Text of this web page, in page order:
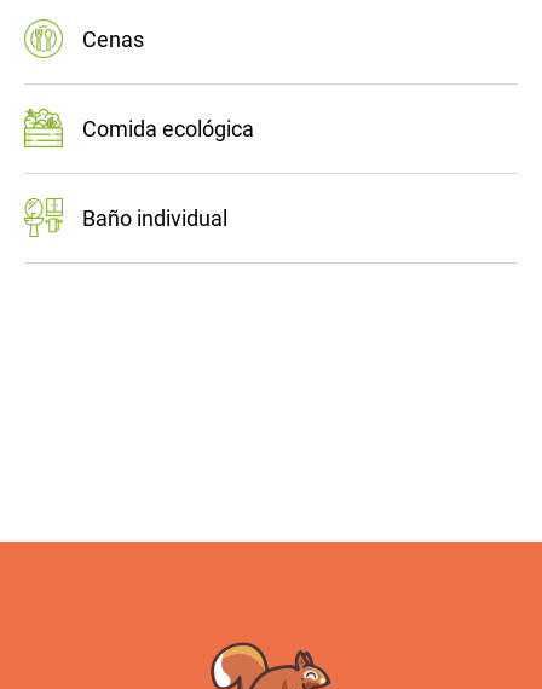
Cenas
Comida ecológica
Baño individual